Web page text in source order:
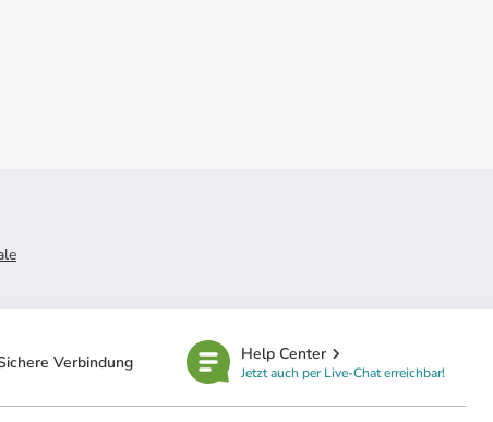
Verbindung Help Center
Jetzt auch per Live-Chat erreichbar!